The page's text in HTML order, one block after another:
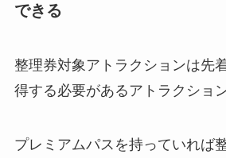
できる
整理券対象アトラクションは先
得する必要があるアトラクション
プレミアムパスを持っていれば